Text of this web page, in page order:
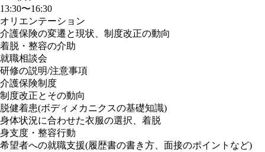
13:30〜16:30
オリエンテーション
介護保険の変遷と現状、制度改正の動向
着脱・整容の介助
就職相談会
研修の説明/注意事項
介護保険制度
制度改正とその動向
脱健着患(ボディメカニクスの基礎知識)
身体状況に合わせた衣服の選択、着脱
身支度・整容行動
希望者への就職支援(履歴書の書き方、面接のポイントなど)